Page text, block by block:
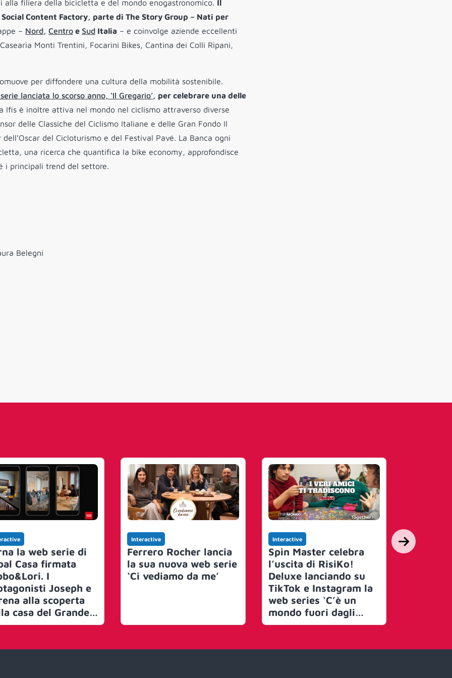
filiera della bicicletta e del mondo enogastronomico. Il
Content Factory, parte di The Story Group – Nati per
– Nord, Centro e Sud Italia – e coinvolge aziende eccellenti
Monti Trentini, Focarini Bikes, Cantina dei Colli Ripani,
per diffondere una cultura della mobilità sostenibile.
lanciata lo scorso anno, ‘Il Gregario’, per celebrare una delle
Ifis è inoltre attiva nel mondo nel ciclismo attraverso diverse
delle Classiche del Ciclismo Italiane e delle Gran Fondo Il
del Cicloturismo e del Festival Pavé. La Banca ogni
una ricerca che quantifica la bike economy, approfondisce
i principali trend del settore.
Belegni
la web serie di
Casa firmata
I
Joseph e
alla scoperta
casa del Grande
Interactive
Ferrero Rocher lancia
la sua nuova web serie
‘Ci vediamo da me’
Interactive
Spin Master celebra
l’uscita di RisiKo!
Deluxe lanciando su
TikTok e Instagram la
web series ‘C’è un
mondo fuori dagli
schermi’
Interactive
Show